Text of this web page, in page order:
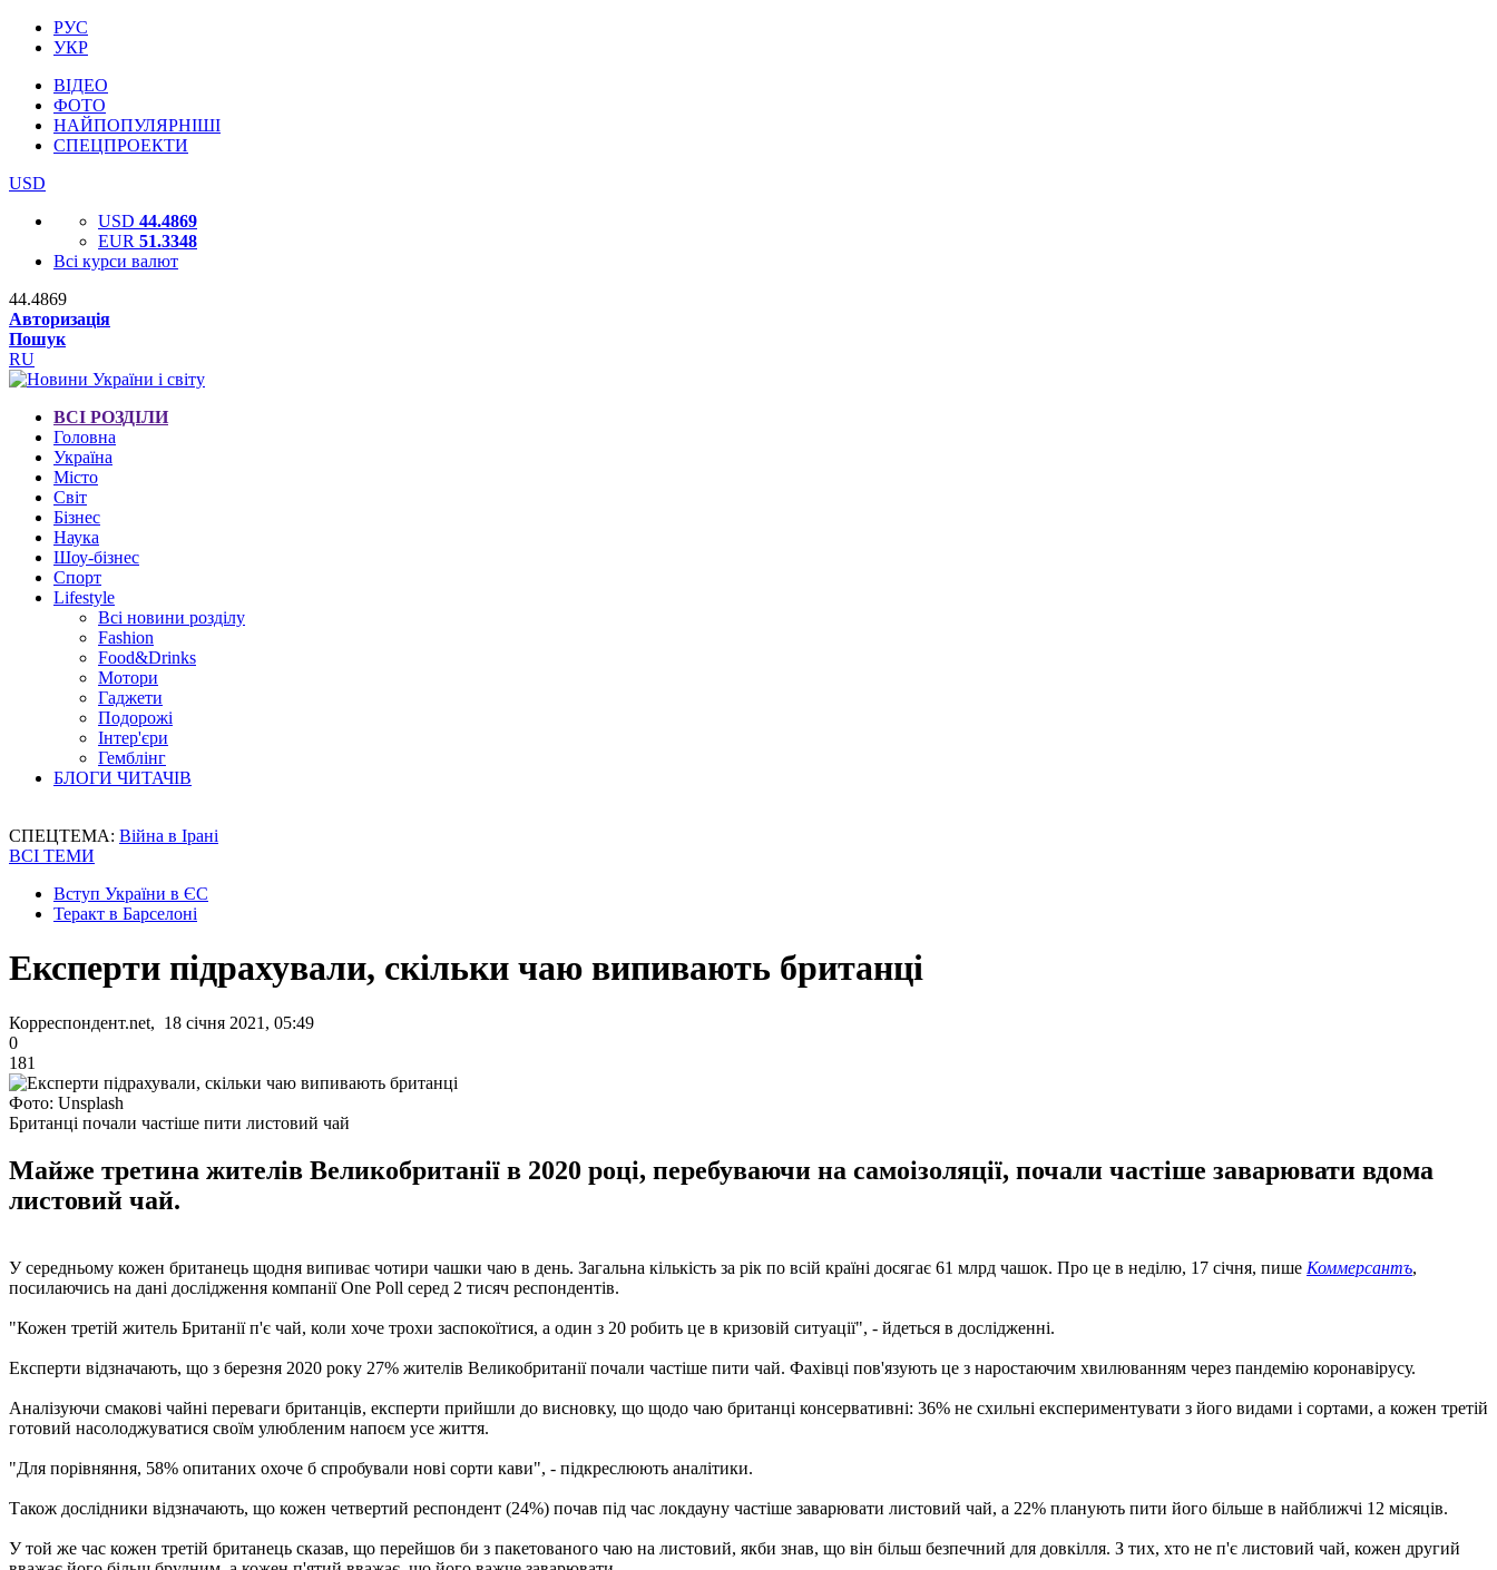
РУС
УКР
ВІДЕО
ФОТО
НАЙПОПУЛЯРНІШІ
СПЕЦПРОЕКТИ
USD
USD 44.4869
EUR 51.3348
Всі курси валют
44.4869
Авторизація
Пошук
RU
ВСІ РОЗДІЛИ
Головна
Україна
Місто
Світ
Бізнес
Наука
Шоу-бізнес
Спорт
Lifestyle
Всі новини розділу
Fashion
Food&Drinks
Мотори
Гаджети
Подорожі
Інтер'єри
Гемблінг
БЛОГИ ЧИТАЧІВ
СПЕЦТЕМА: Війна в Ірані
ВСІ ТЕМИ
Вступ України в ЄС
Теракт в Барселоні
Експерти підрахували, скільки чаю випивають британці
Корреспондент.net, 18 січня 2021, 05:49
0
181
Фото: Unsplash
Британці почали частіше пити листовий чай
Майже третина жителів Великобританії в 2020 році, перебуваючи на самоізоляції, почали частіше заварювати вдома
листовий чай.
У середньому кожен британець щодня випиває чотири чашки чаю в день. Загальна кількість за рік по всій країні досягає 61 млрд чашок. Про це в неділю, 17 січня, пише Коммерсантъ,
посилаючись на дані дослідження компанії One Poll серед 2 тисяч респондентів.
"Кожен третій житель Британії п'є чай, коли хоче трохи заспокоїтися, а один з 20 робить це в кризовій ситуації", - йдеться в дослідженні.
Експерти відзначають, що з березня 2020 року 27% жителів Великобританії почали частіше пити чай. Фахівці пов'язують це з наростаючим хвилюванням через пандемію коронавірусу.
Аналізуючи смакові чайні переваги британців, експерти прийшли до висновку, що щодо чаю британці консервативні: 36% не схильні експериментувати з його видами і сортами, а кожен третій
готовий насолоджуватися своїм улюбленим напоєм усе життя.
"Для порівняння, 58% опитаних охоче б спробували нові сорти кави", - підкреслюють аналітики.
Також дослідники відзначають, що кожен четвертий респондент (24%) почав під час локдауну частіше заварювати листовий чай, а 22% планують пити його більше в найближчі 12 місяців.
У той же час кожен третій британець сказав, що перейшов би з пакетованого чаю на листовий, якби знав, що він більш безпечний для довкілля. З тих, хто не п'є листовий чай, кожен другий